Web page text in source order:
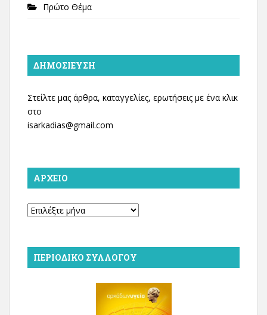
Πρώτο Θέμα
ΔΗΜΟΣΊΕΥΣΗ
Στείλτε μας άρθρα, καταγγελίες, ερωτήσεις με ένα κλικ
στο
isarkadias@gmail.com
ΑΡΧΕΊΟ
Αρχείο
ΠΕΡΙΟΔΙΚΌ ΣΥΛΛΌΓΟΥ